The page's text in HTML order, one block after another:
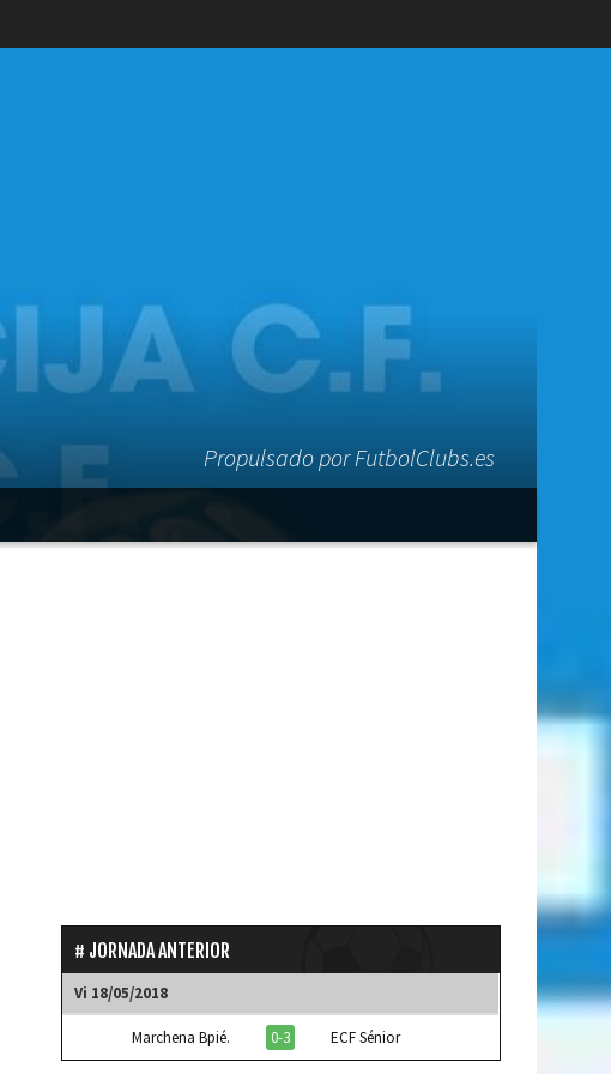
Propulsado por FutbolClubs.es
JORNADA ANTERIOR
Vi 18/05/2018
Marchena Bpié. 0-3 ECF Sénior